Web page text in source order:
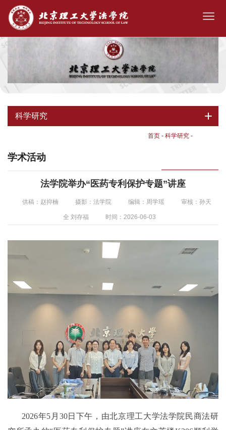
科学研究
首页 - 科学研究 -
学术活动
法学院举办“医药专利保护专题”讲座
供稿：赵抑楠 摄影：法学院 编辑：周学瑶 审核：孙天
全 刘存福 时间：2026-06-03
2026年5月30日下午，由北京理工大学法学院民商法研